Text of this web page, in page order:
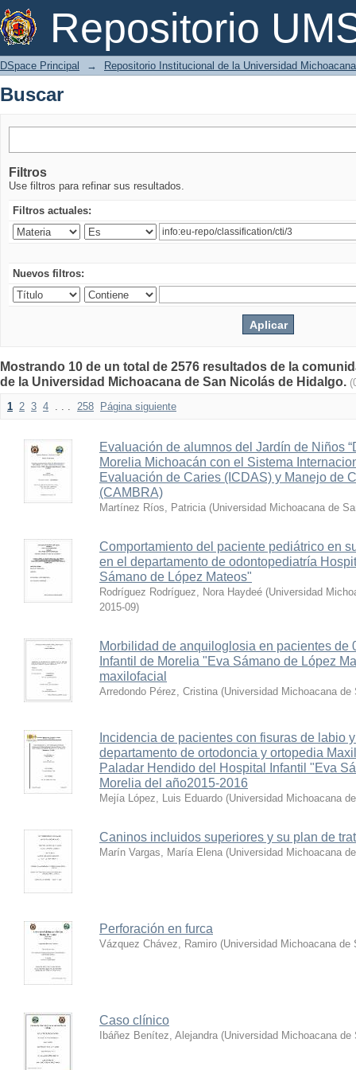
Repositorio
Buscar
DSpace Principal → Repositorio Institucional de la Universidad
Buscar
Filtros
Use filtros para refinar sus resultados.
Filtros actuales:
Nuevos filtros:
Mostrando 10 de un total de 2576 resultados de la
de la Universidad Michoacana de San Nicolás de Hidalgo.
1 2 3 4 . . . 258 Página siguiente
Evaluación de alumnos del Jardín de Niños
Morelia Michoacán con el Sistema
Evaluación de Caries (ICDAS) y Manejo de
(CAMBRA)
Martínez Ríos, Patricia (Universidad Michoacana de
Comportamiento del paciente pediátrico en
en el departamento de odontopediatría
Sámano de López Mateos"
Rodríguez Rodríguez, Nora Haydeé (Universidad
2015-09)
Morbilidad de anquiloglosia en pacientes de
Infantil de Morelia "Eva Sámano de López
maxilofacial
Arredondo Pérez, Cristina (Universidad Michoacana
Incidencia de pacientes con fisuras de labio
departamento de ortodoncia y ortopedia
Paladar Hendido del Hospital Infantil "Eva
Morelia del año2015-2016
Mejía López, Luis Eduardo (Universidad Michoacana
Caninos incluidos superiores y su plan de
Marín Vargas, María Elena (Universidad Michoacana
Perforación en furca
Vázquez Chávez, Ramiro (Universidad Michoacana de
Caso clínico
Ibáñez Benítez, Alejandra (Universidad Michoacana